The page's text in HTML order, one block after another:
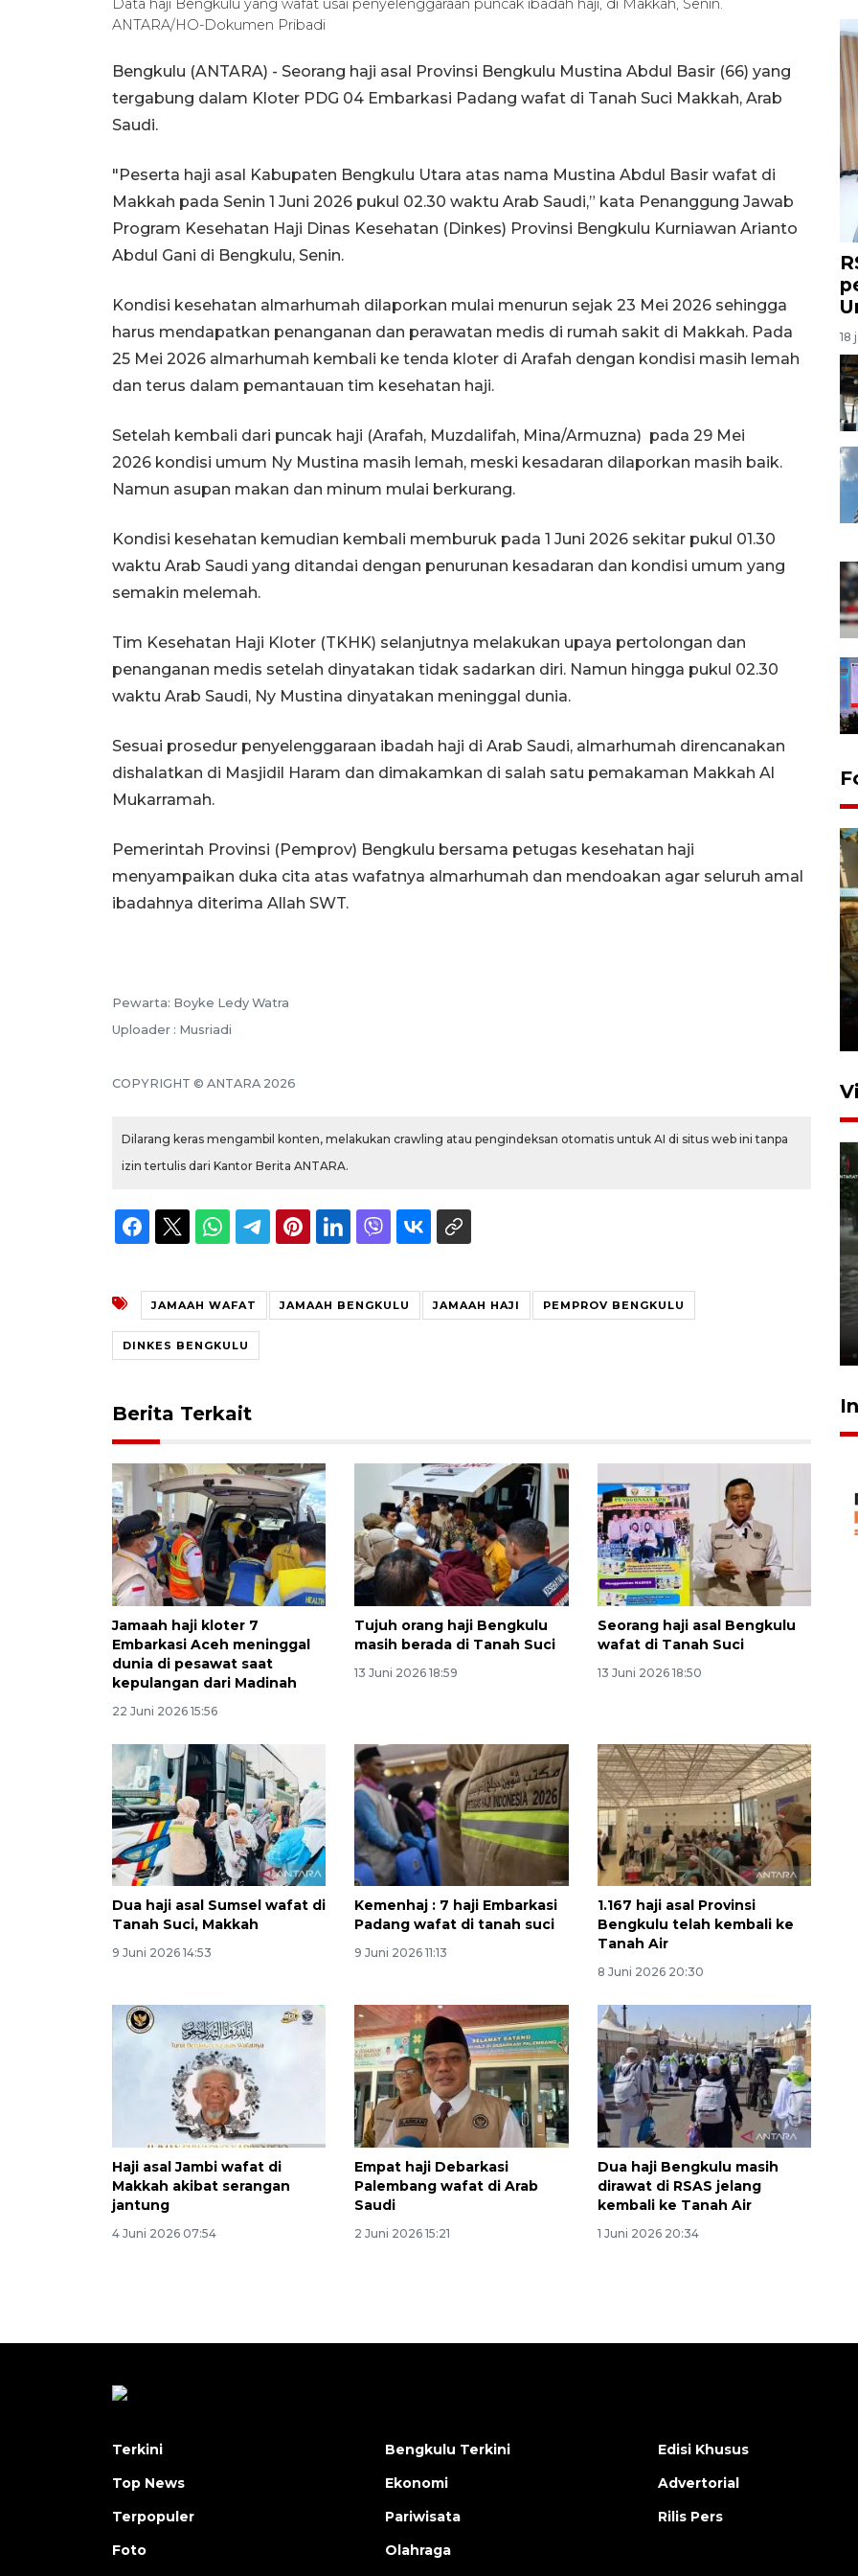
Data haji Bengkulu yang wafat usai penyelenggaraan puncak ibadah haji, di Makkah, Senin.
ANTARA/HO-Dokumen Pribadi
Bengkulu (ANTARA) - Seorang haji asal Provinsi Bengkulu Mustina Abdul Basir (66) yang
tergabung dalam Kloter PDG 04 Embarkasi Padang wafat di Tanah Suci Makkah, Arab
Saudi.
"Peserta haji asal Kabupaten Bengkulu Utara atas nama Mustina Abdul Basir wafat di
Makkah pada Senin 1 Juni 2026 pukul 02.30 waktu Arab Saudi,” kata Penanggung Jawab
Program Kesehatan Haji Dinas Kesehatan (Dinkes) Provinsi Bengkulu Kurniawan Arianto
Abdul Gani di Bengkulu, Senin.
Kondisi kesehatan almarhumah dilaporkan mulai menurun sejak 23 Mei 2026 sehingga
harus mendapatkan penanganan dan perawatan medis di rumah sakit di Makkah. Pada
25 Mei 2026 almarhumah kembali ke tenda kloter di Arafah dengan kondisi masih lemah
dan terus dalam pemantauan tim kesehatan haji.
Setelah kembali dari puncak haji (Arafah, Muzdalifah, Mina/Armuzna) pada 29 Mei
2026 kondisi umum Ny Mustina masih lemah, meski kesadaran dilaporkan masih baik.
Namun asupan makan dan minum mulai berkurang.
Kondisi kesehatan kemudian kembali memburuk pada 1 Juni 2026 sekitar pukul 01.30
waktu Arab Saudi yang ditandai dengan penurunan kesadaran dan kondisi umum yang
semakin melemah.
Tim Kesehatan Haji Kloter (TKHK) selanjutnya melakukan upaya pertolongan dan
penanganan medis setelah dinyatakan tidak sadarkan diri. Namun hingga pukul 02.30
waktu Arab Saudi, Ny Mustina dinyatakan meninggal dunia.
Sesuai prosedur penyelenggaraan ibadah haji di Arab Saudi, almarhumah direncanakan
dishalatkan di Masjidil Haram dan dimakamkan di salah satu pemakaman Makkah Al
Mukarramah.
Pemerintah Provinsi (Pemprov) Bengkulu bersama petugas kesehatan haji
menyampaikan duka cita atas wafatnya almarhumah dan mendoakan agar seluruh amal
ibadahnya diterima Allah SWT.
Pewarta: Boyke Ledy Watra
Uploader : Musriadi
COPYRIGHT © ANTARA 2026
Dilarang keras mengambil konten, melakukan crawling atau pengindeksan otomatis untuk AI di situs web ini tanpa
izin tertulis dari Kantor Berita ANTARA.
JAMAAH WAFAT JAMAAH BENGKULU JAMAAH HAJI PEMPROV BENGKULU
DINKES BENGKULU
Berita Terkait
Jamaah haji kloter 7
Embarkasi Aceh meninggal
dunia di pesawat saat
kepulangan dari Madinah
22 Juni 2026 15:56
Tujuh orang haji Bengkulu
masih berada di Tanah Suci
13 Juni 2026 18:59
Seorang haji asal Bengkulu
wafat di Tanah Suci
13 Juni 2026 18:50
Dua haji asal Sumsel wafat di
Tanah Suci, Makkah
9 Juni 2026 14:53
Kemenhaj : 7 haji Embarkasi
Padang wafat di tanah suci
9 Juni 2026 11:13
1.167 haji asal Provinsi
Bengkulu telah kembali ke
Tanah Air
8 Juni 2026 20:30
Haji asal Jambi wafat di
Makkah akibat serangan
jantung
4 Juni 2026 07:54
Empat haji Debarkasi
Palembang wafat di Arab
Saudi
2 Juni 2026 15:21
Dua haji Bengkulu masih
dirawat di RSAS jelang
kembali ke Tanah Air
1 Juni 2026 20:34
18
bom di MAN 3 Padang korban
perundungan - VIDEO
segar bagi ekonomi
2026-08-05 09:00:00
Terkini
Top News
Terpopuler
Foto
Bengkulu Terkini
Ekonomi
Pariwisata
Olahraga
Edisi Khusus
Advertorial
Rilis Pers